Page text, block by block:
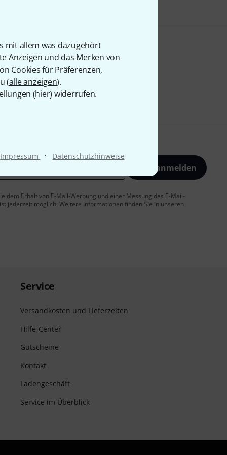
mit allem was dazugehört
Anzeigen und das Merken von
Cookies für Präferenzen,
(alle anzeigen).
(hier) widerrufen.
Impressum · Datenschutzhinweise
Jetzt anmelden
dem Erhalt von E-Mail-Werbung und einer Messung des E-Mail-
jederzeit möglich. Weitere Informationen finden Sie in unseren
Service
Versandkosten und Lieferzeiten
Hilfe-Center
Gutscheine
Kontakt
Ladengeschäft
Service im Überblick